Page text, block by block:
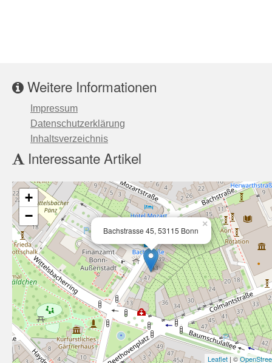
Weitere Informationen
Impressum
Datenschutzerklärung
Inhaltsverzeichnis
Interessante Artikel
Bachstrasse 45, 53115 Bonn
×
+
−
Leaflet | ©